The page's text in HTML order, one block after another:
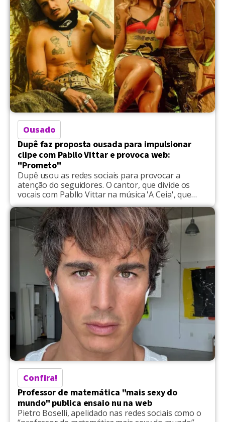
Ousado
Dupê faz proposta ousada para impulsionar
clipe com Pabllo Vittar e provoca web:
"Prometo"
Dupê usou as redes sociais para provocar a
atenção do seguidores. O cantor, que divide os
vocais com Pabllo Vittar na música 'A Ceia', que
teve seu clipe recentemente lançado, despertou a
euforia dos internautas ao propor uma 'troca'. ​O
visualizer da canção, que integra o EP Prazer,
Mamãe Noel, foi lançado, e mistura a […]
Confira!
Professor de matemática "mais sexy do
mundo" publica ensaio nu na web
Pietro Boselli, apelidado nas redes sociais como o